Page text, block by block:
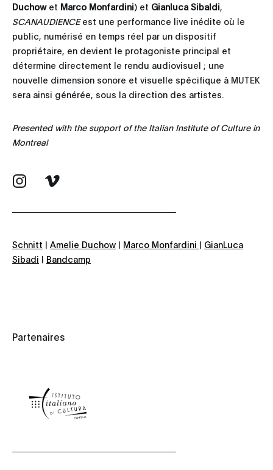
Duchowet Marco Monfardini) et Gianluca Sibaldi,
SCANAUDIENCEest une performance live inédite où le
public, numérisé en temps réel par un dispositif
propriétaire, en devient le protagoniste principal et
détermine directement le rendu audiovisuel ; une
nouvelle dimension sonore et visuelle spécifique à MUTEK
sera ainsi générée, sous la direction des artistes.
Presented with the support of the Italian Institute of Culture in
Montreal
Schnitt | Amelie Duchow | Marco Monfardini | GianLuca
Sibadi | Bandcamp
Partenaires